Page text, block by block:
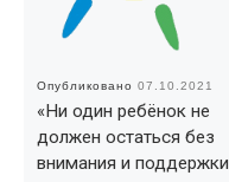
Опубликовано 07.10.2021
«Ни один ребёнок не
должен остаться без
внимания и поддержки